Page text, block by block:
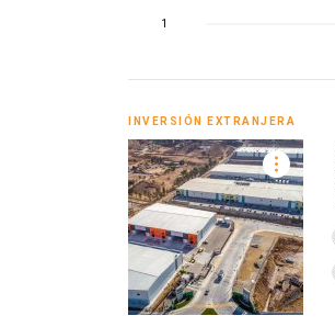
1
INVERSIÓN EXTRANJERA